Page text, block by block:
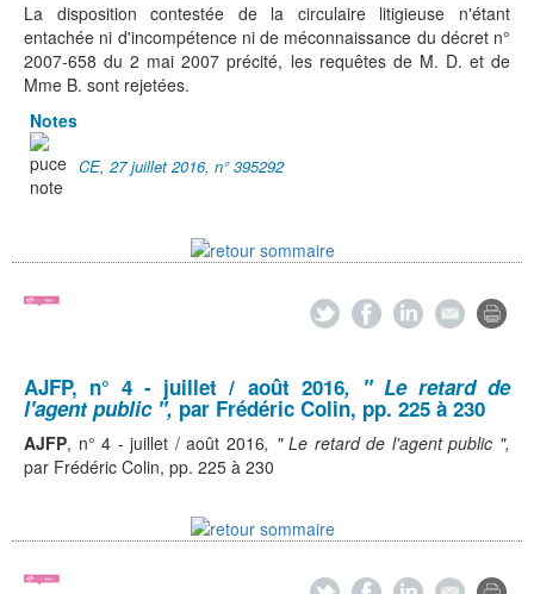
La disposition contestée de la circulaire litigieuse n'étant
entachée ni d'incompétence ni de méconnaissance du décret n°
2007-658 du 2 mai 2007 précité, les requêtes de M. D. et de
Mme B. sont rejetées.
Notes
CE, 27 juillet 2016, n° 395292
AJFP, n° 4 - juillet / août 2016, " Le retard de
l'agent public ", par Frédéric Colin, pp. 225 à 230
AJFP, n° 4 - juillet / août 2016, " Le retard de l'agent public ",
par Frédéric Colin, pp. 225 à 230